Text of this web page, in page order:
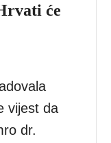
će
vijest da
dr.